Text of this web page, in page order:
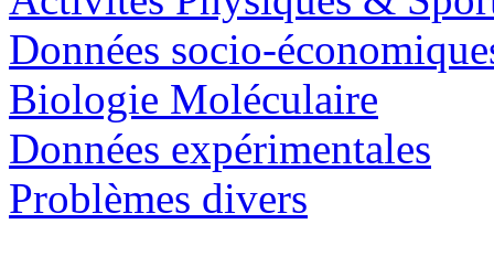
Données socio-
Biologie Moléculaire
Données expérimentales
Problèmes divers